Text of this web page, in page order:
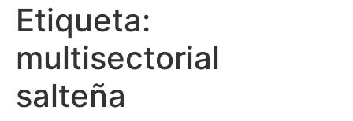
Etiqueta:
multisectorial
salteña